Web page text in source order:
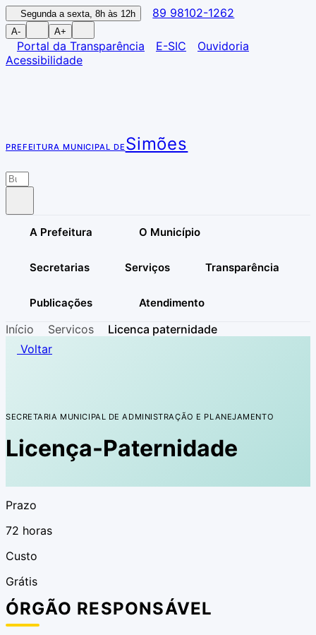
Segunda a sexta, 8h às 12h 89 98102-1262
A- A+
Portal da Transparência E-SIC
Ouvidoria
Acessibilidade
PREFEITURA MUNICIPAL DE Simões
A Prefeitura O Município
Secretarias Serviços Transparência
Publicações Atendimento
Início Servicos
Licenca paternidade
Voltar
SECRETARIA MUNICIPAL DE ADMINISTRAÇÃO E PLANEJAMENTO
Licença-Paternidade
Prazo
72 horas
Custo
Grátis
ÓRGÃO RESPONSÁVEL